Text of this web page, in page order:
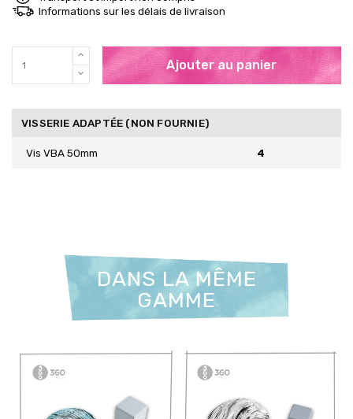
Informations sur les délais de livraison
Ajouter au panier
VISSERIE ADAPTÉE (NON FOURNIE)
Vis VBA 50mm 4
DANS LA MÊME
GAMME